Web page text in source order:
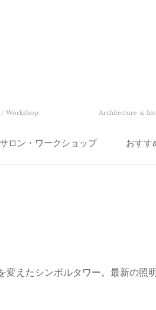
/ Workshop Architecture ＆
サロン・ワークショップ おすす
変えたシンボルタワー。最新の照